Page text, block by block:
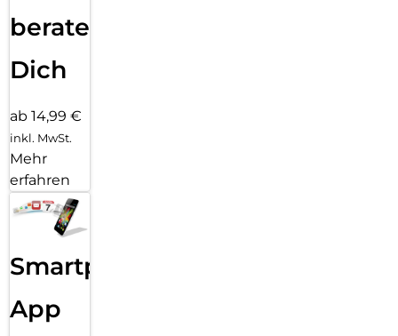
beraten
Dich
ab 14,99 €
inkl. MwSt.
Mehr
erfahren
Smartphone
App